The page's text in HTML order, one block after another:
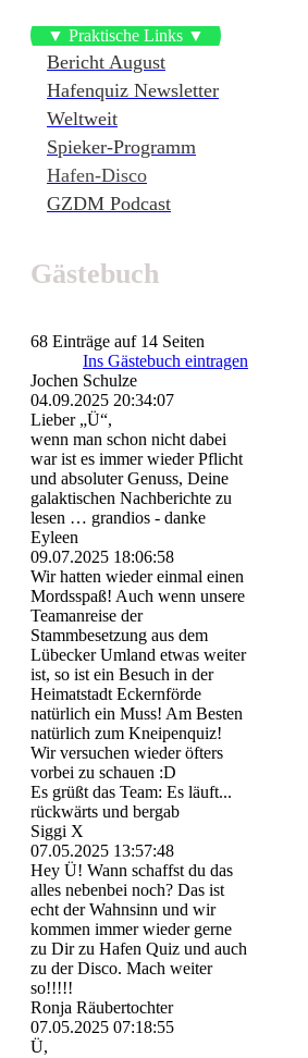
▼ Praktische Links ▼
Bericht August
Hafenquiz Newsletter
Weltweit
Spieker-Programm
Hafen-Disco
GZDM Podcast
Gästebuch
68 Einträge auf 14 Seiten
Ins Gästebuch eintragen
Jochen Schulze
04.09.2025 20:34:07
Lieber „Ü“,
wenn man schon nicht dabei
war ist es immer wieder Pflicht
und absoluter Genuss, Deine
galaktischen Nachberichte zu
lesen … grandios - danke
Eyleen
09.07.2025 18:06:58
Wir hatten wieder einmal einen
Mordsspaß! Auch wenn unsere
Teamanreise der
Stammbesetzung aus dem
Lübecker Umland etwas weiter
ist, so ist ein Besuch in der
Heimatstadt Eckernförde
natürlich ein Muss! Am Besten
natürlich zum Kneipenquiz!
Wir versuchen wieder öfters
vorbei zu schauen :D
Es grüßt das Team: Es läuft...
rückwärts und bergab
Siggi X
07.05.2025 13:57:48
Hey Ü! Wann schaffst du das
alles nebenbei noch? Das ist
echt der Wahnsinn und wir
kommen immer wieder gerne
zu Dir zu Hafen Quiz und auch
zu der Disco. Mach weiter
so!!!!!
Ronja Räubertochter
07.05.2025 07:18:55
Ü,